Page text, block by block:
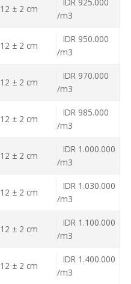
12 ± 2 cm
/m3
12 ± 2 cm
IDR 950.000
/m3
12 ± 2 cm
IDR 970.000
/m3
12 ± 2 cm
IDR 985.000
/m3
12 ± 2 cm
IDR 1.000.000
/m3
12 ± 2 cm
IDR 1.030.000
/m3
12 ± 2 cm
IDR 1.100.000
/m3
12 ± 2 cm
IDR 1.400.000
/m3